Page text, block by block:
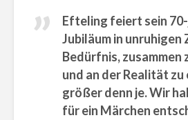
Efteling feiert sein
Jubiläum in unruhigen
Bedürfnis, zusammen
und an der Realität
größer denn je. Wir
für ein Märchen